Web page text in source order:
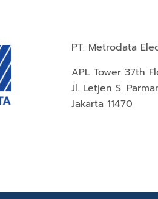
PT. Metrodata
APL Tower 37th
Jl. Letjen S.
Jakarta 11470